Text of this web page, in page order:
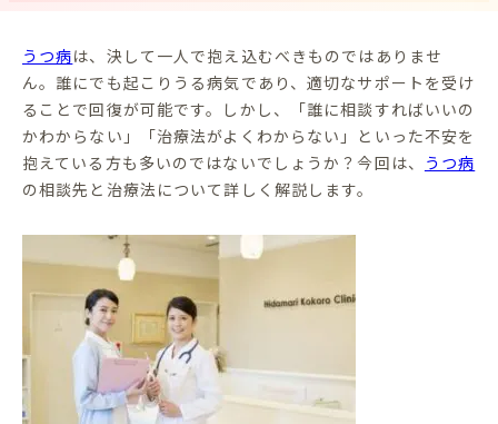
うつ病は、決して一人で抱え込むべきものではありませ
ん。誰にでも起こりうる病気であり、適切なサポートを受け
ることで回復が可能です。しかし、「誰に相談すればいいの
かわからない」「治療法がよくわからない」といった不安を
抱えている方も多いのではないでしょうか？今回は、 うつ病
の相談先と治療法について詳しく解説します。